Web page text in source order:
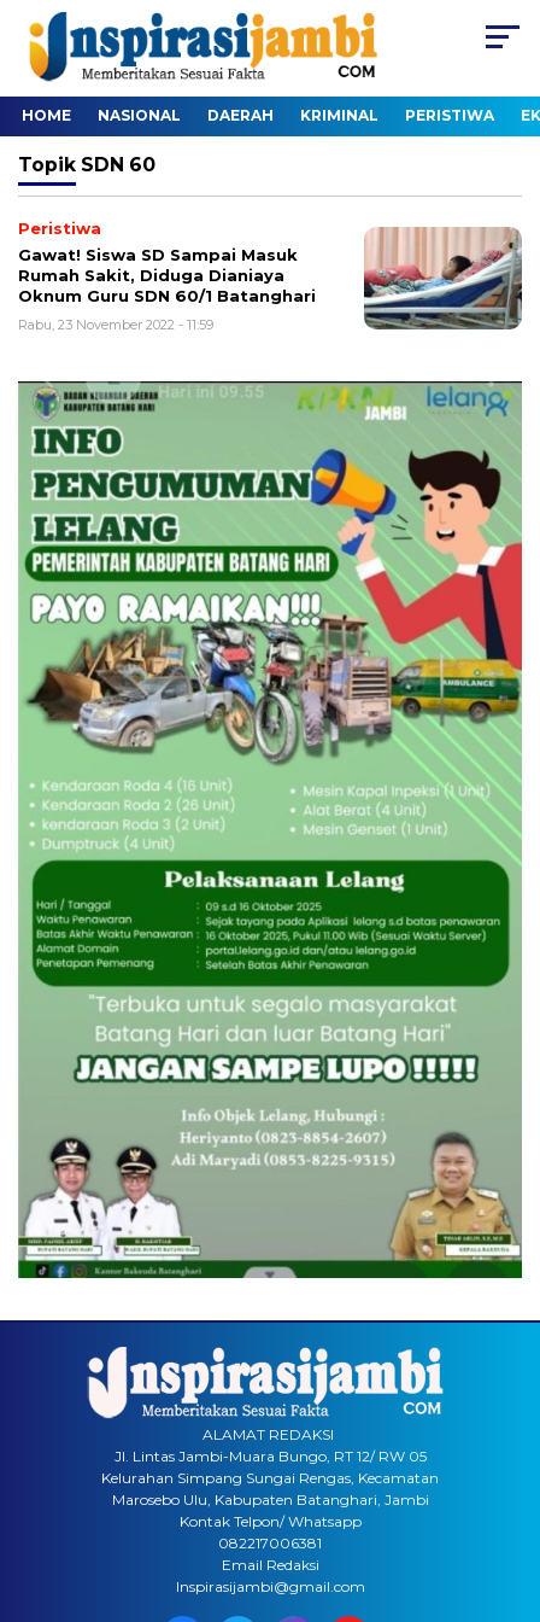
HOME NASIONAL DAERAH KRIMINAL PERISTIWA
Topik SDN 60
Peristiwa
Gawat! Siswa SD Sampai Masuk
Rumah Sakit, Diduga Dianiaya
Oknum Guru SDN 60/1 Batanghari
Rabu, 23 November 2022 - 11:59
ALAMAT REDAKSI
Jl. Lintas Jambi-Muara Bungo, RT 12/ RW 05
Kelurahan Simpang Sungai Rengas, Kecamatan
Marosebo Ulu, Kabupaten Batanghari, Jambi
Kontak Telpon/ Whatsapp
082217006381
Email Redaksi
Inspirasijambi@gmail.com